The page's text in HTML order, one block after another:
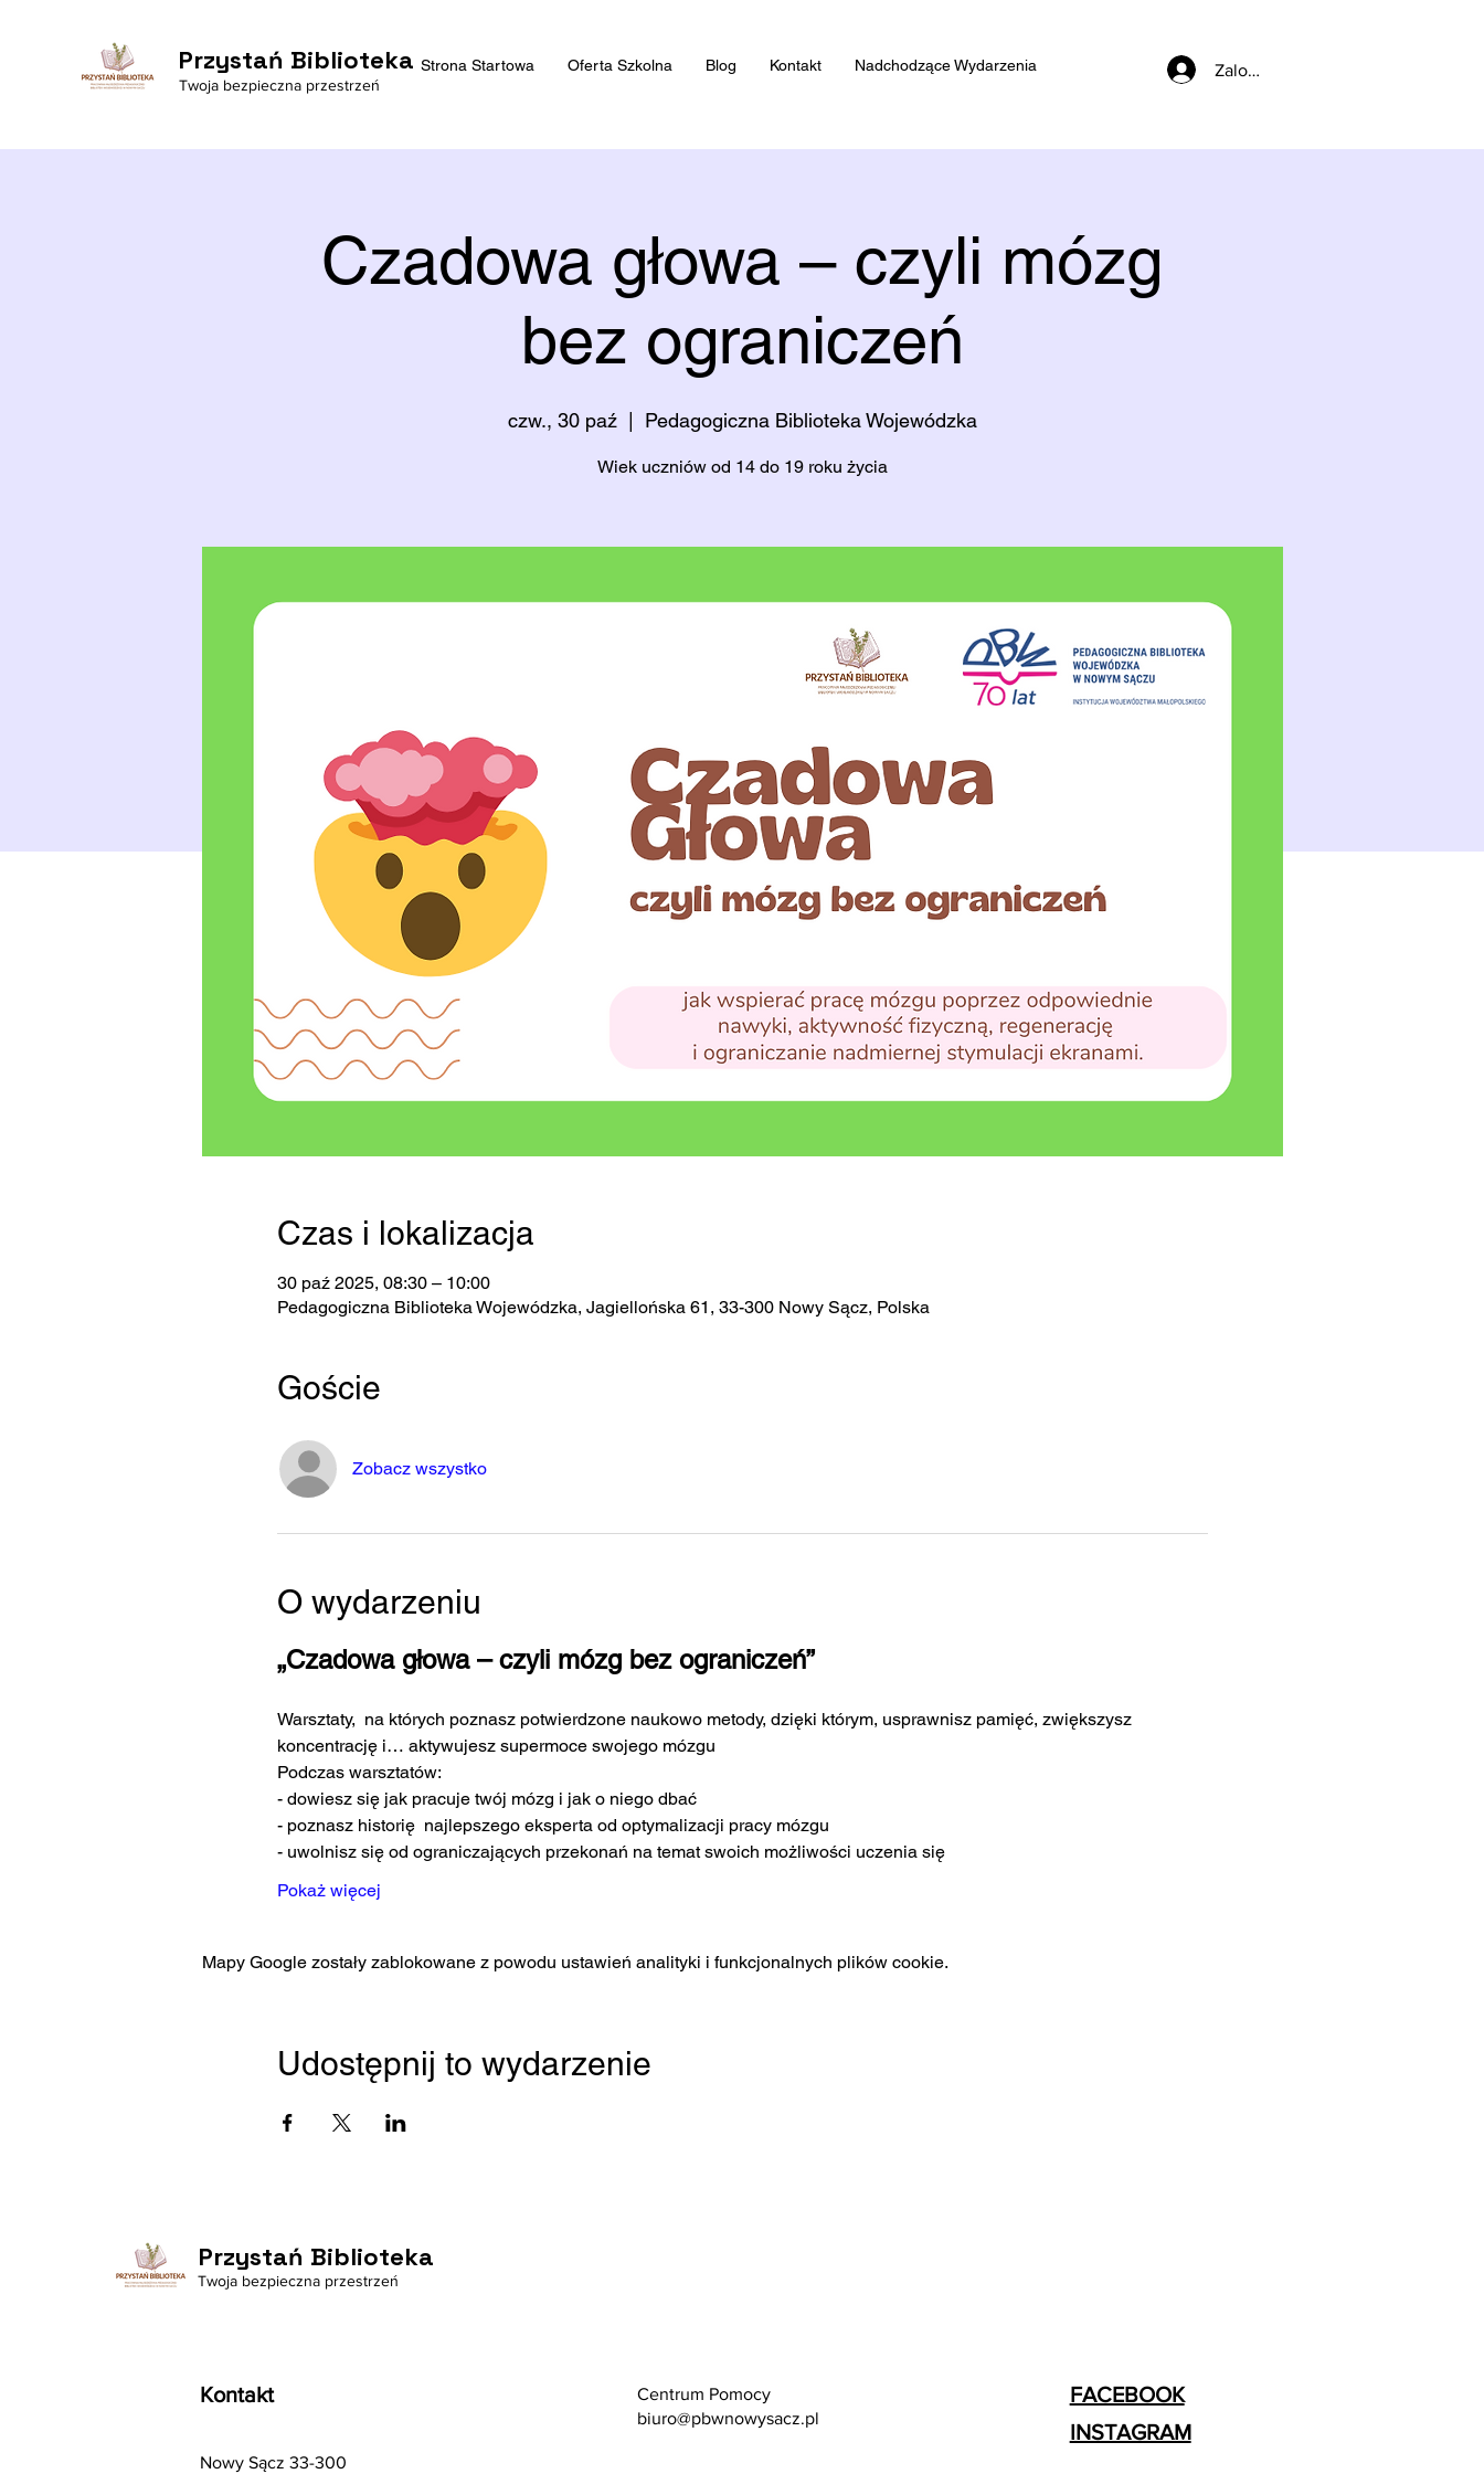
Przystań Biblioteka
Twoja bezpieczna przestrzeń
Strona Startowa Oferta Szkolna Blog Kontakt Nadchodzące Wydarzenia Zaloguj się
Czadowa głowa – czyli mózg
bez ograniczeń
czw., 30 paź
  |
Pedagogiczna Biblioteka Wojewódzka
Wiek uczniów od 14 do 19 roku życia
Czas i lokalizacja
30 paź 2025, 08:30 – 10:00
Pedagogiczna Biblioteka Wojewódzka, Jagiellońska 61, 33-300 Nowy Sącz, Polska
Goście
Zobacz wszystko
O wydarzeniu
„Czadowa głowa – czyli mózg bez ograniczeń”
Warsztaty,  na których poznasz potwierdzone naukowo metody, dzięki którym, usprawnisz pamięć, zwiększysz
koncentrację i… aktywujesz supermoce swojego mózgu
Podczas warsztatów:
- dowiesz się jak pracuje twój mózg i jak o niego dbać
- poznasz historię  najlepszego eksperta od optymalizacji pracy mózgu
- uwolnisz się od ograniczających przekonań na temat swoich możliwości uczenia się
Pokaż więcej
Mapy Google zostały zablokowane z powodu ustawień analityki i funkcjonalnych plików cookie.
Udostępnij to wydarzenie
Przystań Biblioteka
Twoja bezpieczna przestrzeń
Kontakt
Nowy Sącz 33-300
Centrum Pomocy
biuro@pbwnowysacz.pl
FACEBOOK
INSTAGRAM